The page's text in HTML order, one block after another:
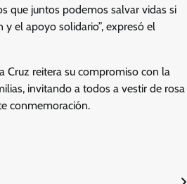
que juntos podemos salvar vidas si
el apoyo solidario”, expresó el
Cruz reitera su compromiso con la
invitando a todos a vestir de rosa
conmemoración.